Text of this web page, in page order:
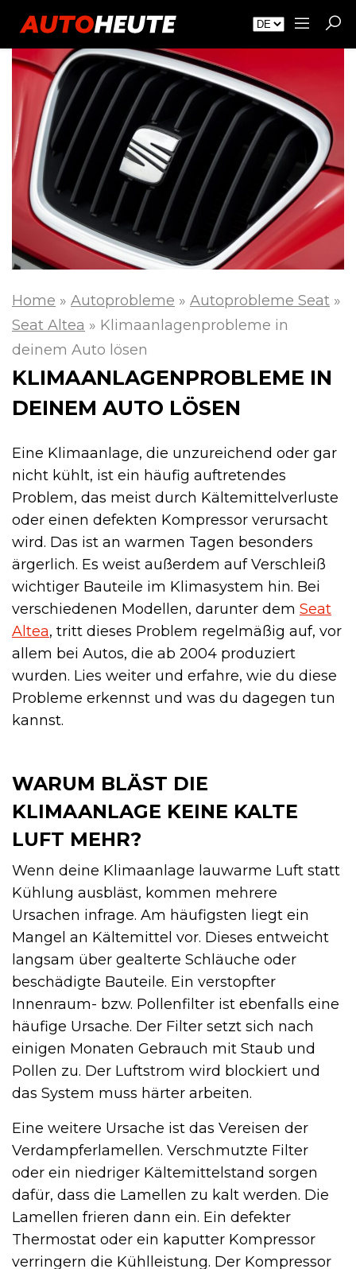
Home » Autoprobleme » Autoprobleme Seat »
Seat Altea » Klimaanlagenprobleme in
deinem Auto lösen
KLIMAANLAGENPROBLEME IN
DEINEM AUTO LÖSEN
Eine Klimaanlage, die unzureichend oder gar
nicht kühlt, ist ein häufig auftretendes
Problem, das meist durch Kältemittelverluste
oder einen defekten Kompressor verursacht
wird. Das ist an warmen Tagen besonders
ärgerlich. Es weist außerdem auf Verschleiß
wichtiger Bauteile im Klimasystem hin. Bei
verschiedenen Modellen, darunter dem Seat
Altea, tritt dieses Problem regelmäßig auf, vor
allem bei Autos, die ab 2004 produziert
wurden. Lies weiter und erfahre, wie du diese
Probleme erkennst und was du dagegen tun
kannst.
WARUM BLÄST DIE
KLIMAANLAGE KEINE KALTE
LUFT MEHR?
Wenn deine Klimaanlage lauwarme Luft statt
Kühlung ausbläst, kommen mehrere
Ursachen infrage. Am häufigsten liegt ein
Mangel an Kältemittel vor. Dieses entweicht
langsam über gealterte Schläuche oder
beschädigte Bauteile. Ein verstopfter
Innenraum- bzw. Pollenfilter ist ebenfalls eine
häufige Ursache. Der Filter setzt sich nach
einigen Monaten Gebrauch mit Staub und
Pollen zu. Der Luftstrom wird blockiert und
das System muss härter arbeiten.
Eine weitere Ursache ist das Vereisen der
Verdampferlamellen. Verschmutzte Filter
oder ein niedriger Kältemittelstand sorgen
dafür, dass die Lamellen zu kalt werden. Die
Lamellen frieren dann ein. Ein defekter
Thermostat oder ein kaputter Kompressor
verringern die Kühlleistung. Der Kompressor